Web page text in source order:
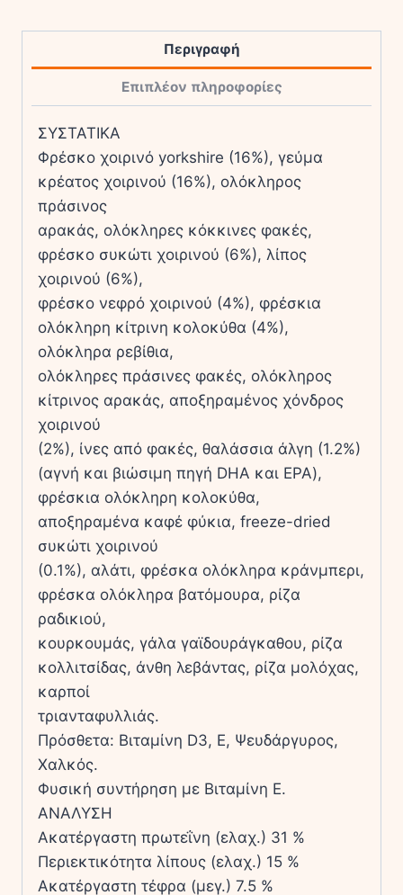
Περιγραφή
Επιπλέον πληροφορίες
ΣΥΣΤΑΤΙΚΑ
Φρέσκο χοιρινό yorkshire (16%), γεύµα
κρέατος χοιρινού (16%), ολόκληρος
πράσινος
αρακάς, ολόκληρες κόκκινες φακές,
φρέσκο συκώτι χοιρινού (6%), λίπος
χοιρινού (6%),
φρέσκο νεφρό χοιρινού (4%), φρέσκια
ολόκληρη κίτρινη κολοκύθα (4%),
ολόκληρα ρεβίθια,
ολόκληρες πράσινες φακές, ολόκληρος
κίτρινος αρακάς, αποξηραµένος χόνδρος
χοιρινού
(2%), ίνες από φακές, θαλάσσια άλγη (1.2%)
(αγνή και βιώσιµη πηγή DHA και EPA),
φρέσκια ολόκληρη κολοκύθα,
αποξηραµένα καφέ φύκια, freeze-dried
συκώτι χοιρινού
(0.1%), αλάτι, φρέσκα ολόκληρα κράνµπερι,
φρέσκα ολόκληρα βατόµουρα, ρίζα
ραδικιού,
κουρκουµάς, γάλα γαϊδουράγκαθου, ρίζα
κολλιτσίδας, άνθη λεβάντας, ρίζα µολόχας,
καρποί
τριανταφυλλιάς.
Πρόσθετα: Βιταµίνη D3, E, Ψευδάργυρος,
Χαλκός.
Φυσική συντήρηση µε Βιταµίνη E.
ΑΝΑΛΥΣΗ
Ακατέργαστη πρωτεΐνη (ελαχ.) 31 %
Περιεκτικότητα λίπους (ελαχ.) 15 %
Ακατέργαστη τέφρα (µεγ.) 7.5 %